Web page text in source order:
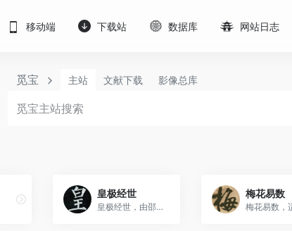
移动端 下载站 数据库 网站日志
觅宝 主站 文献下载 影像总库
皇极经世
皇极经世，由邵康节传下，较为艰涩难懂，历代传人稀少。搜罗天下古籍，探寻奇闻异术术数，玄学，中[…]
梅花易数